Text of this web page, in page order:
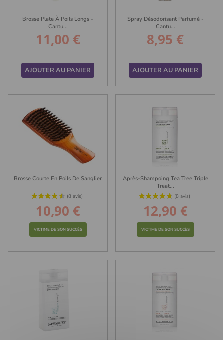
Brosse Plate À Poils Longs -
Cantu...
Prix
11,00 €
AJOUTER AU PANIER
Spray Désodorisant Parfumé -
Cantu...
Prix
8,95 €
AJOUTER AU PANIER
Brosse Courte En Poils De Sanglier
Prix
10,90 €
VICTIME DE SON SUCCÈS
Après-Shampoing Tea Tree Triple
Treat...
Prix
12,90 €
VICTIME DE SON SUCCÈS